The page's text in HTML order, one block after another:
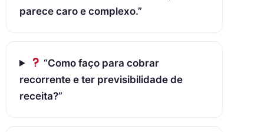
parece caro e complexo.”
“Como faço para cobrar
recorrente e ter previsibilidade de
receita?”